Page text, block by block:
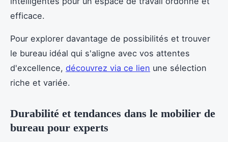
efficace.
Pour explorer davantage de possibilités et trouver
le bureau idéal qui s'aligne avec vos attentes
d'excellence, découvrez via ce lien une sélection
riche et variée.
Durabilité et tendances dans le mobilier de
bureau pour experts